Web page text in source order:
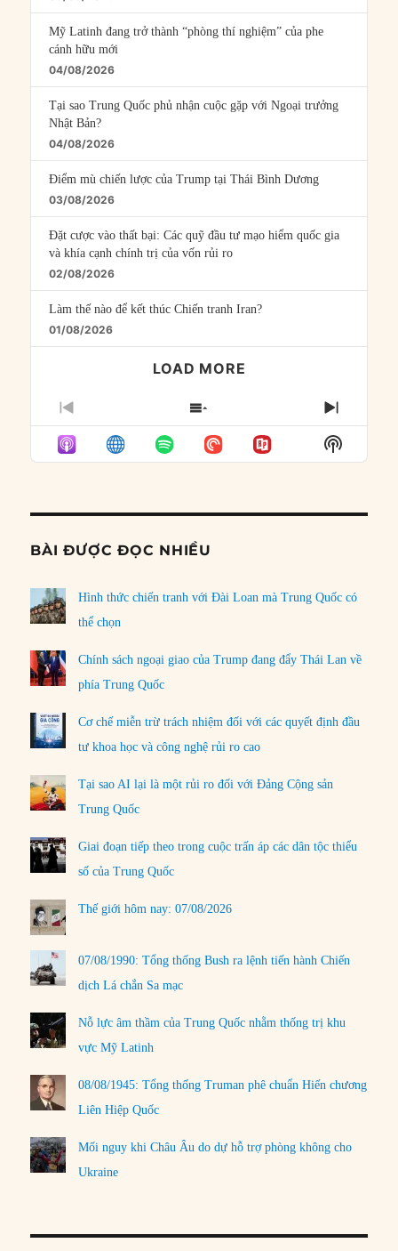
Mỹ Latinh đang trở thành “phòng thí nghiệm” của phe
cánh hữu mới
04/08/2026
Tại sao Trung Quốc phủ nhận cuộc gặp với Ngoại trưởng
Nhật Bản?
04/08/2026
Điểm mù chiến lược của Trump tại Thái Bình Dương
03/08/2026
Đặt cược vào thất bại: Các quỹ đầu tư mạo hiểm quốc gia
và khía cạnh chính trị của vốn rủi ro
02/08/2026
Làm thế nào để kết thúc Chiến tranh Iran?
01/08/2026
LOAD MORE
PREVIOUS
EPISODE
SHOW
EPISODES
LIST
NEXT
Show
Podcast
BÀI ĐƯỢC ĐỌC NHIỀU
Hình thức chiến tranh với Đài Loan mà Trung Quốc có
thể chọn
Chính sách ngoại giao của Trump đang đẩy Thái Lan về
phía Trung Quốc
Cơ chế miễn trừ trách nhiệm đối với các quyết định đầu
tư khoa học và công nghệ rủi ro cao
Tại sao AI lại là một rủi ro đối với Đảng Cộng sản
Trung Quốc
Giai đoạn tiếp theo trong cuộc trấn áp các dân tộc thiểu
số của Trung Quốc
Thế giới hôm nay: 07/08/2026
07/08/1990: Tổng thống Bush ra lệnh tiến hành Chiến
dịch Lá chắn Sa mạc
Nỗ lực âm thầm của Trung Quốc nhằm thống trị khu
vực Mỹ Latinh
08/08/1945: Tổng thống Truman phê chuẩn Hiến chương
Liên Hiệp Quốc
Mối nguy khi Châu Âu do dự hỗ trợ phòng không cho
Ukraine